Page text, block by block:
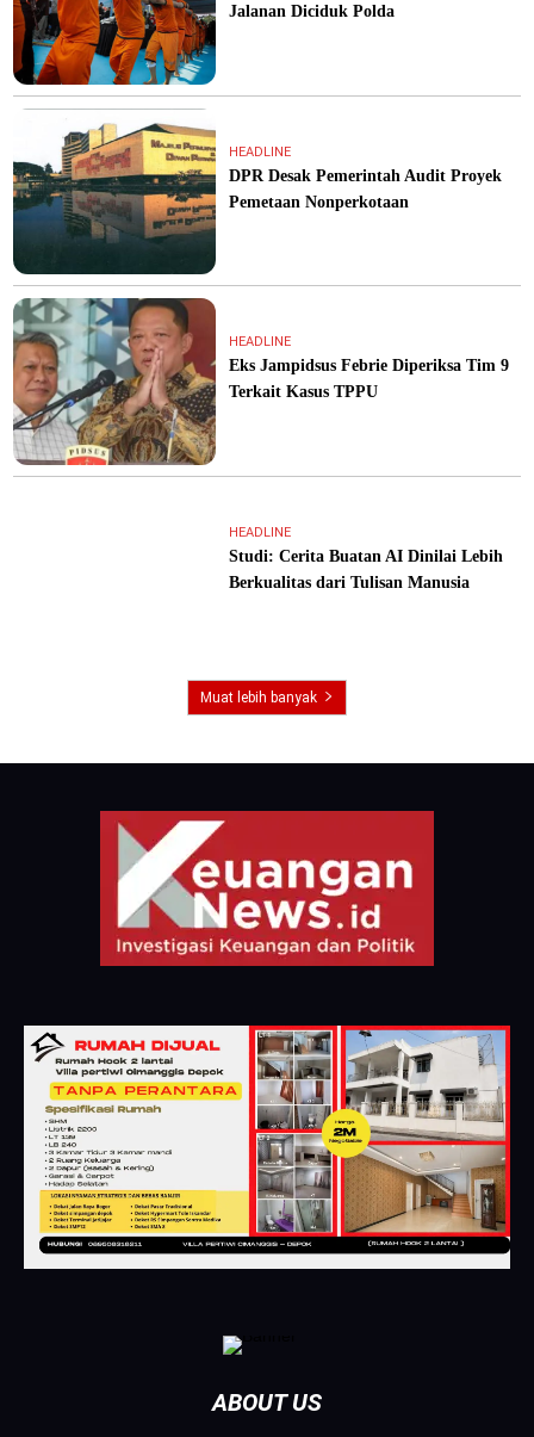
Jalanan Diciduk Polda
HEADLINE
DPR Desak Pemerintah Audit Proyek
Pemetaan Nonperkotaan
HEADLINE
Eks Jampidsus Febrie Diperiksa Tim 9
Terkait Kasus TPPU
HEADLINE
Studi: Cerita Buatan AI Dinilai Lebih
Berkualitas dari Tulisan Manusia
Muat lebih banyak
ABOUT US